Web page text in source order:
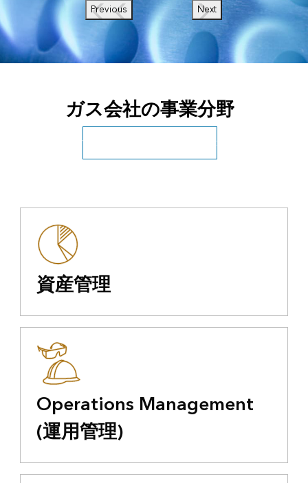
Previous Next
ガス会社の事業分野
すべての公共エネルギーを表示
資産管理
Operations Management
(運用管理)